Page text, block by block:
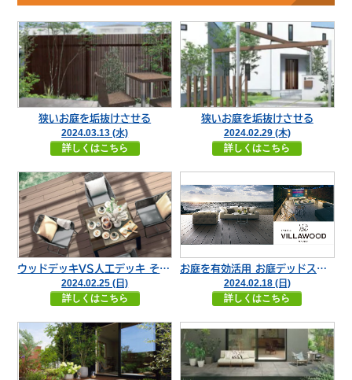
狭いお庭を垢抜けさせる
2024.03.13 (水)
詳しくはこちら
狭いお庭を垢抜けさせる
2024.02.29 (木)
詳しくはこちら
ウッドデッキVS人工デッキ それぞれのメリットデメリット
2024.02.25 (日)
詳しくはこちら
お庭を有効活用 お庭デッドスペースになってない？
2024.02.18 (日)
詳しくはこちら